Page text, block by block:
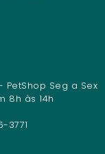
PetShop Seg a Sex
8h às 14h
3771